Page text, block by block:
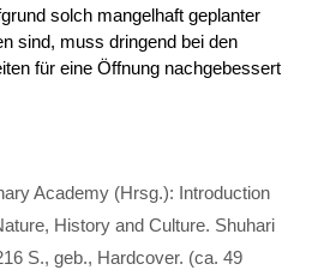
solch mangelhaft geplanter
sind, muss dringend bei den
für eine Öffnung nachgebessert
Academy (Hrsg.): Introduction
History and Culture. Shuhari
S., geb., Hardcover. (ca. 49